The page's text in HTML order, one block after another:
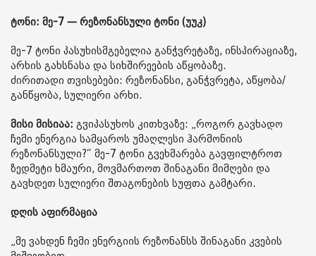
ტონი: მე-7 — რეზონანსული ტონი (უუკ)
მე-7 ტონი პასუხისმგებელია განჭვრეტაზე, ინსპირაციაზე,
არხის გახსნასა და სიხშირეების აწყობაზე.
ძირითადი თვისებები: რეზონანსი, განჭვრეტა, აწყობა/
განწყობა, სულიერი არხი.
მისი მისიაა: გვიპასუხოს კითხვაზე: „როგორ გავხადო
ჩემი ენერგია სამყაროს უმაღლესი ჰარმონიის
რეზონანსული?“ მე-7 ტონი გვეხმარება გავფილტროთ
ზედმეტი ხმაური, მოვმართოთ შინაგანი მიმღები და
გავხდეთ სულიერი შთაგონების სუფთა გამტარი.
დღის აფირმაცია
„მე ვახდენ ჩემი ენერგიის რეზონანსს შინაგანი კვების